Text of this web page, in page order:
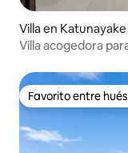
Villa en Katunayake
Villa acogedora
Favorito entre
Favorito entre